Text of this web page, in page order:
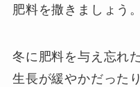
肥料を撒きましょう。
冬に肥料を与え忘れ
生長が緩やかだった